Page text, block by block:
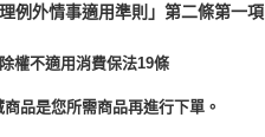
例外情事適用準則」第二條第一項
權不適用消費保法19條
品是您所需商品再進行下單。